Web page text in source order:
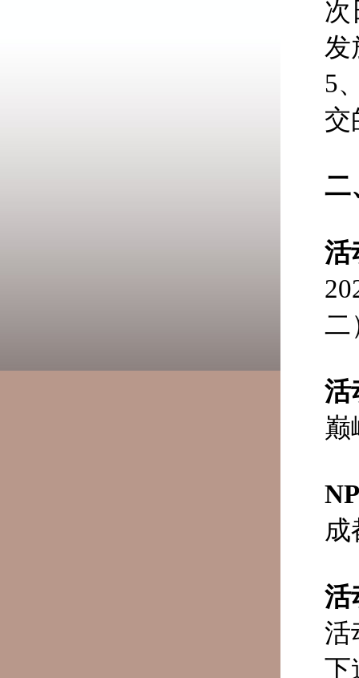
次
发
5
交
二
活
二
活
成
活
活
下